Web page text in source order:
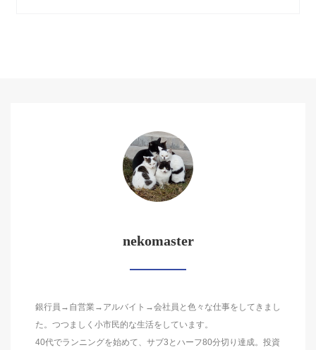
nekomaster
銀行員→自営業→アルバイト→会社員と色々な仕事をしてきまし
た。つつましく小市民的な生活をしています。
40代でランニングを始めて、サブ3とハーフ80分切り達成。投資